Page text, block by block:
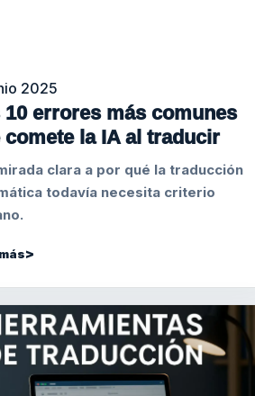
2025
10 errores más comunes
comete la IA al traducir
clara a por qué la traducción
todavía necesita criterio